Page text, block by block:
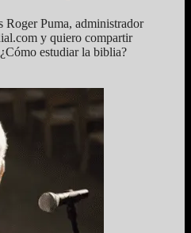
Roger Puma, administrador
y quiero compartir
estudiar la biblia?